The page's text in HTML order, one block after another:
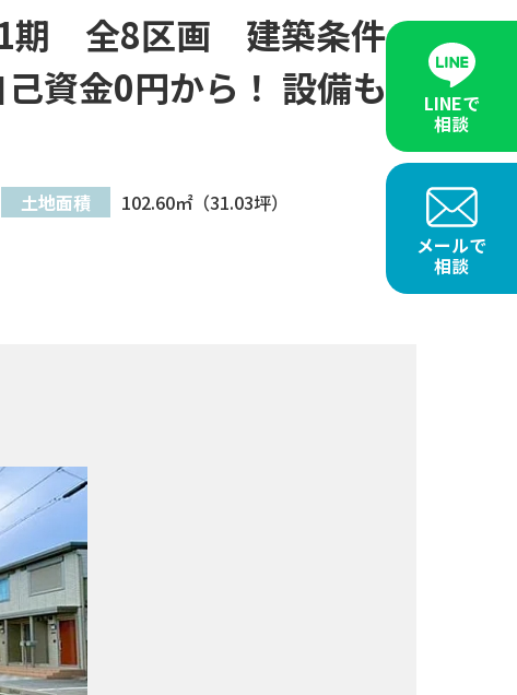
LINEで
相談
メールで
相談
1期 全8区画 建築条件
資金0円から！ 設備も
土地面積
102.60㎡（31.03坪）